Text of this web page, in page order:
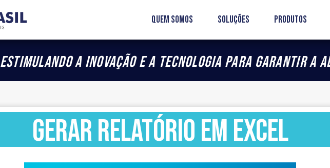
Quem somos Soluções Produtos
Estimulando a inovação e a tecnologia para garantir a
GERAR RELATÓRIO EM EXCEL